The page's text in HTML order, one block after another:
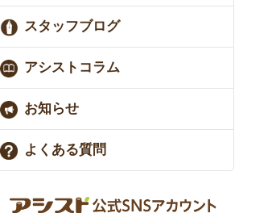
スタッフブログ
アシストコラム
お知らせ
よくある質問